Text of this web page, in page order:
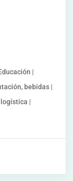
|
bebidas |
|